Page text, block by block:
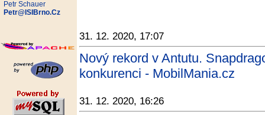
Petr Schauer
Petr@ISIBrno.Cz
31. 12. 2020, 17:07
Nový rekord v Antutu.
konkurenci - MobilMania.cz
31. 12. 2020, 16:26